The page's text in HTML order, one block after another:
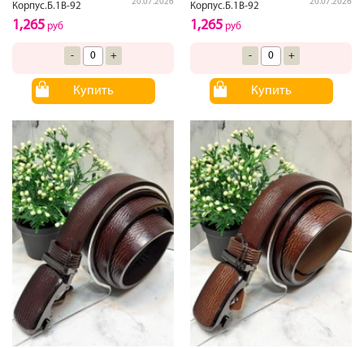
Корпус.Б.1В-92
20.07.2026
1,265 руб
- +
Купить
Корпус.Б.1В-92
20.07.2026
1,265 руб
- +
Купить